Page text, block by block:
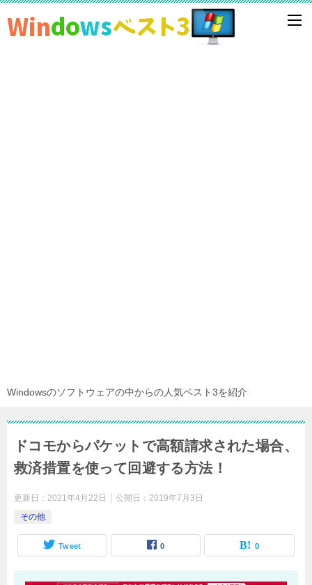
Windowsのソフトウェアの中からの人気ベスト3を紹介
ドコモからパケットで高額請求された場合、
救済措置を使って回避する方法！
更新日： 2021年4月22日 公開日： 2019年7月3日
その他
Tweet 0 0